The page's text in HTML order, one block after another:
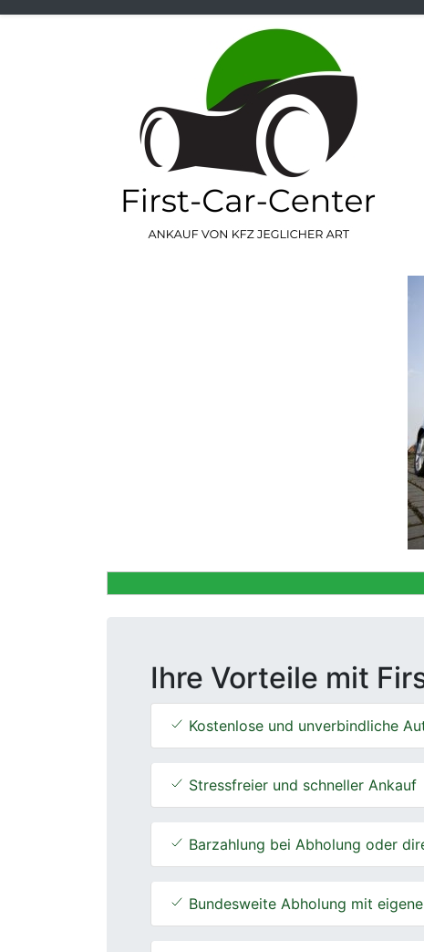
Ihre Vorteile mit
Kostenlose und unverbindliche
Stressfreier und schneller Ankauf
Barzahlung bei Abholung oder
Bundesweite Abholung mit